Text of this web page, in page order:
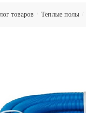
товаров Теплые полы